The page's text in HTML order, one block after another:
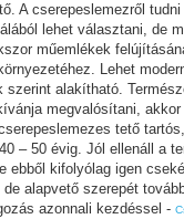
A cserepeslemezről
lehet választani, de
műemlékek
Lehet
szerint alakítható.
megvalósítani,
tető
– 50 évig. Jól ellenáll a
ebből kifolyólag igen
alapvető szerepét
azonnali kezdéssel -